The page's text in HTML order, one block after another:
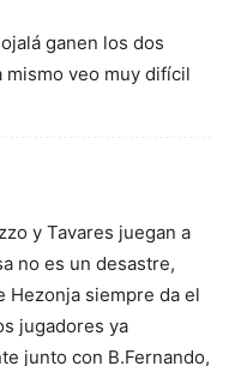
ganen los dos
veo muy difícil
y Tavares juegan a
no es un desastre,
Hezonja siempre da el
jugadores ya
junto con B.Fernando,